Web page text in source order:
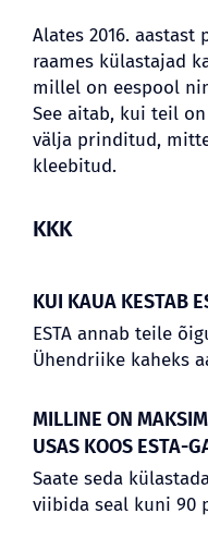
Alates 2016. aastast
raames külastajad
millel on eespool
See aitab, kui teil
välja prinditud,
kleebitud.
KKK
KUI KAUA KESTAB
ESTA annab teile
Ühendriike kaheks
MILLINE ON
USAS KOOS ESTA-
Saate seda
viibida seal kuni 90